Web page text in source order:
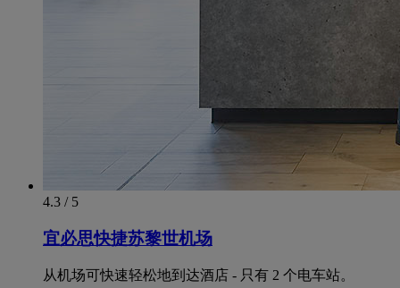
4.3 / 5
宜必思快捷苏黎世机场
从机场可快速轻松地到达酒店 - 只有 2 个电车站。